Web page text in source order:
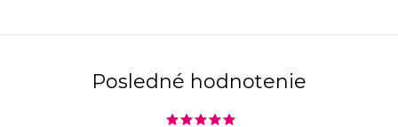
Posledné hodnotenie